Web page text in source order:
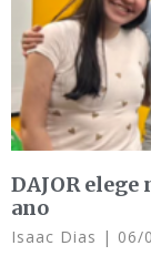
DAJOR
ano
Isaac Dias 06/